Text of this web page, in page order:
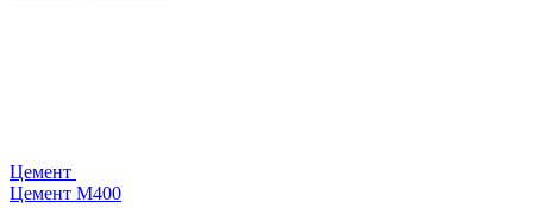
Цемент
Цемент М400